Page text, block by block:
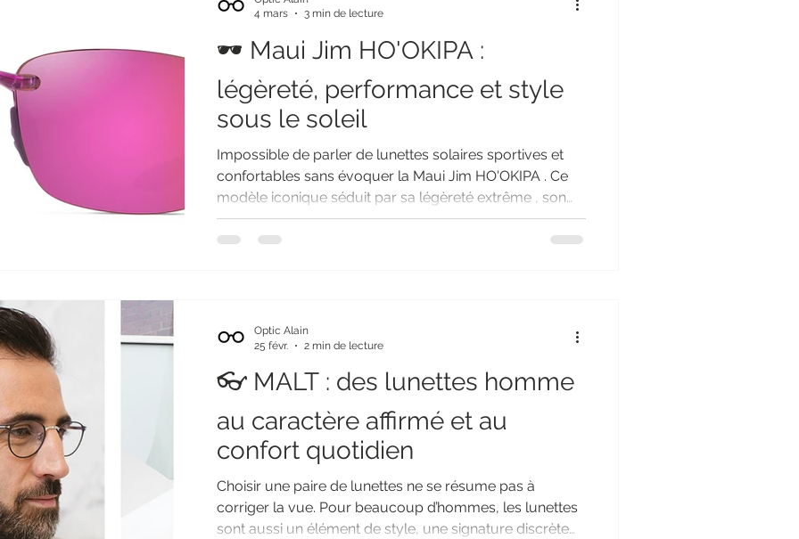
🕶️ Maui Jim HO'OKIPA :
légèreté, performance et style
sous le soleil
Impossible de parler de lunettes solaires sportives et
confortables sans évoquer la Maui Jim HO'OKIPA . Ce
modèle iconique séduit par sa légèreté extrême , son
maintien impeccable et surtout par la qualité
exceptionnelle des verres polarisés Maui Jim . Chez
et à son usage. ☀️ Une vision incomparable grâce aux
verre
4 mars
3 min de lecture
👓 MALT : des lunettes homme
au caractère affirmé et au
confort quotidien
Choisir une paire de lunettes ne se résume pas à
corriger la vue. Pour beaucoup d’hommes, les lunettes
sont aussi un élément de style, une signature discrète
Optic Alain
25 févr.
2 min de lecture